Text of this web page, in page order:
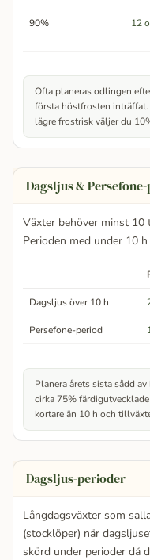
90% 12
Ofta planeras odlingen
första höstfrosten inträffat.
lägre frostrisk väljer du
Dagsljus &
Växter behöver minst
Perioden med under 10
Dagsljus över 10 h
Persefone-period
Planera årets sista sådd
cirka 75%
kortare än 10 h och
Dagsljus-perioder
Långdagsväxter som
(stocklöper) när
skörd under perioder då